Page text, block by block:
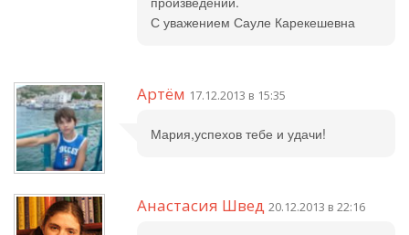
С уважением Сауле Карекешевна
Артём 17.12.2013 в 15:35
Мария,успехов тебе и удачи!
Анастасия Швед 20.12.2013 в 22:16